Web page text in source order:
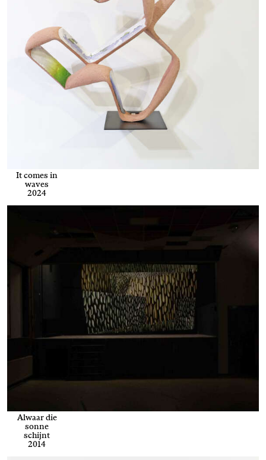
It comes in
waves
2024
Alwaar die
sonne
schijnt
2014